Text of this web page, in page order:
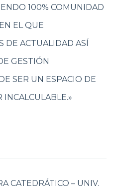
100% COMUNIDAD
EL QUE
DE ACTUALIDAD ASÍ
GESTIÓN
SER UN ESPACIO DE
CATEDRÁTICO – UNIV.